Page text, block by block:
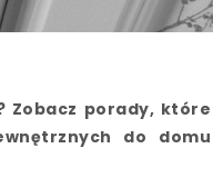
Zobacz porady, które
do domu